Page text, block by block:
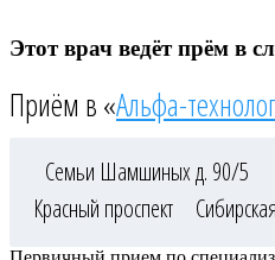
Этот врач ведёт прём в
Приём в «Альфа-
Семьи Шамшиных д. 90/5
Красный проспект
Сибирская